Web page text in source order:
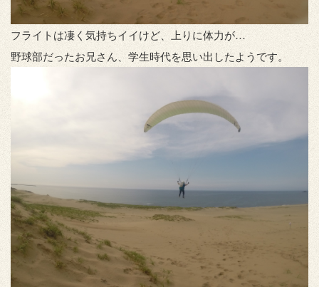
フライトは凄く気持ちイイけど、上りに体力が…
野球部だったお兄さん、学生時代を思い出したようです。